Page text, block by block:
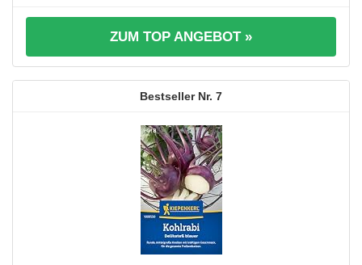
ZUM TOP ANGEBOT »
7